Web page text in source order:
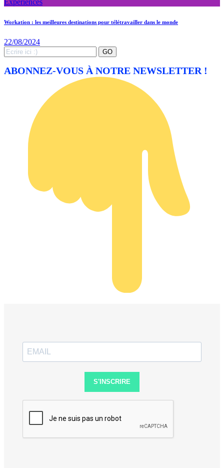
Workation : les meilleures destinations pour télétravailler dans le monde
22/08/2024
Search
for:
GO
ABONNEZ-VOUS À NOTRE NEWSLETTER !
S'INSCRIRE